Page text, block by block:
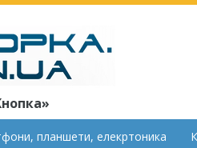
планшети, елекртоника